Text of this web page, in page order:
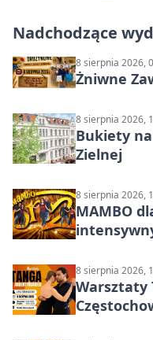
Nadchodzące
8 sierpnia 2026,
Żniwne
8 sierpnia 2026,
Bukiety
Zielnej
8 sierpnia 2026,
MAMBO
8 sierpnia 2026,
Warsztaty